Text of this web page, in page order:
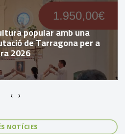
popular amb una
de Tarragona per a
2026
‹ ›
NOTÍCIES